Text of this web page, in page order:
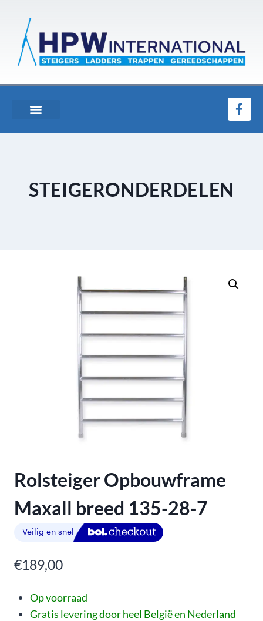
STEIGERONDERDELEN
Rolsteiger Opbouwframe
Maxall breed 135-28-7
€189,00
Op voorraad
Gratis levering door heel België en Nederland